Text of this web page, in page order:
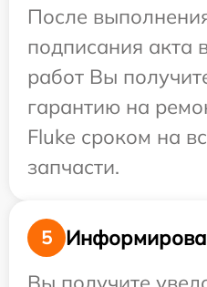
После
подписания акта
работ Вы
гарантию на
Fluke сроком на
запчасти.
5